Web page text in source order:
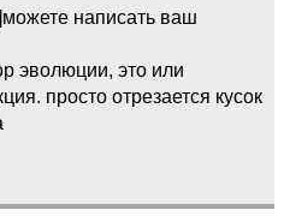
написать ваш
эволюции, это или
просто отрезается кусок